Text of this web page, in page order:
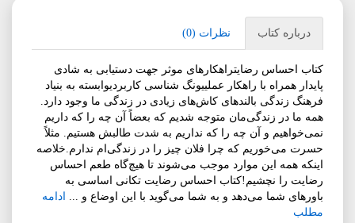
درباره کتاب نظرات (0)
کتاب احساس رضایتراهکارهای موثر جهت دستیابی به شادی
پایدار همراه با راهکار عملییونگ شناسی کاربردیوابسته به بنیاد
فرهنگ زندگی بالندهای کاش‌های زیادی در زندگی ما وجود دارد.
همه ما در زندگی‌مان متوجه شدیم که بعضاً آن چه را که داریم
نمی‌خواهیم و آن چه را که نداریم به شدت طالبش هستیم. مثلاً
حسرت می‌خوریم که چرا فلان چیز را در زندگی‌ام ندارم.خلاصه
اینکه همه این موارد موجب می‌شوند تا هیچ‌گاه طعم احساس
رضایت را نچشیم!کتاب احساس رضایت تکانی اساسی به
باورهای شما می‌دهد و به شما می‌گوید با این اوضاع و ... ادامه
مطلب